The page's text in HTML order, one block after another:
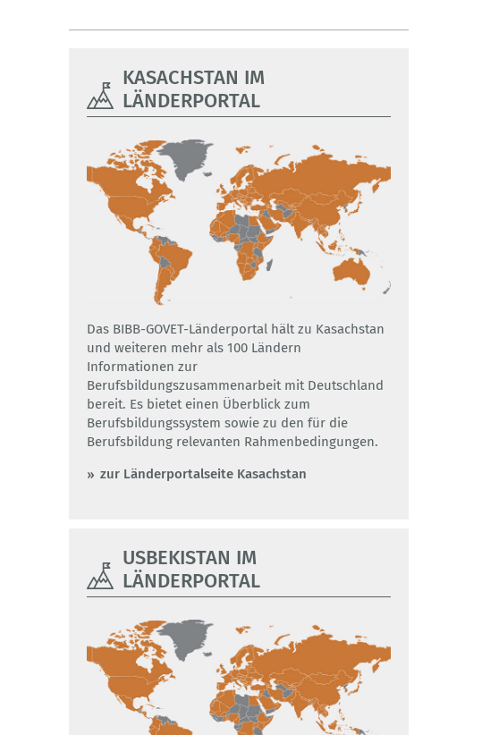
KASACHSTAN IM
LÄNDERPORTAL
Das BIBB-GOVET-Länderportal hält zu Kasachstan
und weiteren mehr als 100 Ländern
Informationen zur
Berufsbildungszusammenarbeit mit Deutschland
bereit. Es bietet einen Überblick zum
Berufsbildungssystem sowie zu den für die
Berufsbildung relevanten Rahmenbedingungen.
zur Länderportalseite Kasachstan
USBEKISTAN IM
LÄNDERPORTAL